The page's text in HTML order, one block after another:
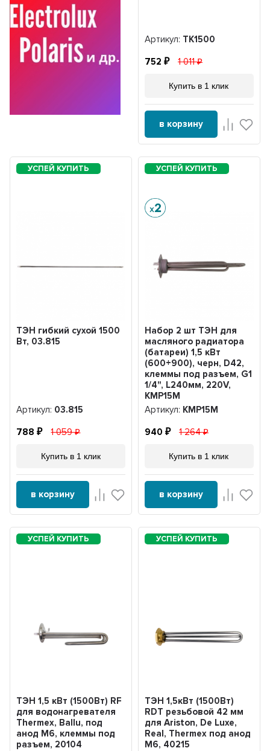
Артикул: ТК1500
752 1 011
Купить в 1 клик
в корзину
ТЭН гибкий сухой 1500
Вт, 03.815
Артикул: 03.815
788 1 059
Купить в 1 клик
в корзину
Набор 2 шт ТЭН для
масляного радиатора
(батареи) 1,5 кВт
(600+900), черн, D42,
клеммы под разъем, G1
1/4", L240мм, 220V,
KMР15М
Артикул: KMР15М
940 1 264
Купить в 1 клик
в корзину
ТЭН 1,5 кВт (1500Вт) RF
для водонагревателя
Thermex, Ballu, под
анод М6, клеммы под
разъем, 20104
ТЭН 1,5кВт (1500Вт)
RDT резьбовой 42 мм
для Ariston, De Luxe,
Real, Thermex под анод
М6, 40215